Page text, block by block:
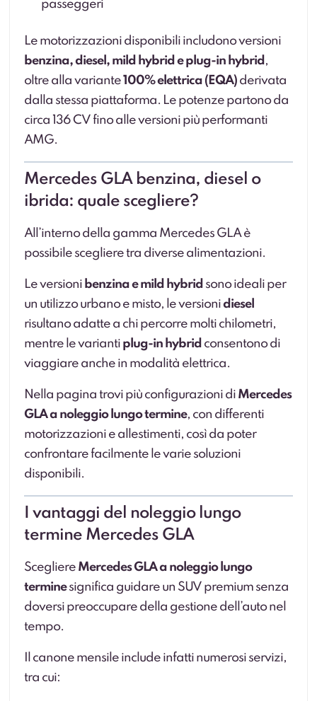
passeggeri
Le motorizzazioni disponibili includono versioni
benzina, diesel, mild hybrid e plug-in hybrid ,
oltre alla variante100% elettrica (EQA) derivata
dalla stessa piattaforma. Le potenze partono da
circa 136 CV fino alle versioni più performanti
AMG.
Mercedes GLA benzina, diesel o
ibrida: quale scegliere?
All’interno della gamma Mercedes GLA è
possibile scegliere tra diverse alimentazioni.
Le versioni benzina e mild hybrid sono ideali per
un utilizzo urbano e misto, le versionidiesel
risultano adatte a chi percorre molti chilometri,
mentre le varianti plug-in hybrid consentono di
viaggiare anche in modalità elettrica.
Nella pagina trovi più configurazioni di Mercedes
GLA a noleggio lungo termine, con differenti
motorizzazioni e allestimenti, così da poter
confrontare facilmente le varie soluzioni
disponibili.
I vantaggi del noleggio lungo
termine Mercedes GLA
Scegliere Mercedes GLA a noleggio lungo
terminesignifica guidare un SUV premium senza
doversi preoccupare della gestione dell’auto nel
tempo.
Il canone mensile include infatti numerosi servizi,
tra cui: